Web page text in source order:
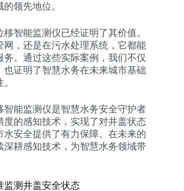
领先地位。
智能监测仪已经证明了其价值。
网，还是在污水处理系统，它都能
务。通过这些实际案例，我们不仅
也证明了智慧水务在未来城市基础
智能监测仪是智慧水务安全守护者
度的感知技术，实现了对井盖状态
水安全提供了有力保障。在未来的
深耕感知技术，为智慧水务领域带
监测井盖安全状态